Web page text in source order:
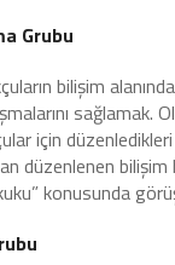
Grubu
bilişim
sağlamak.
için
düzenlenen bilişim
konusunda